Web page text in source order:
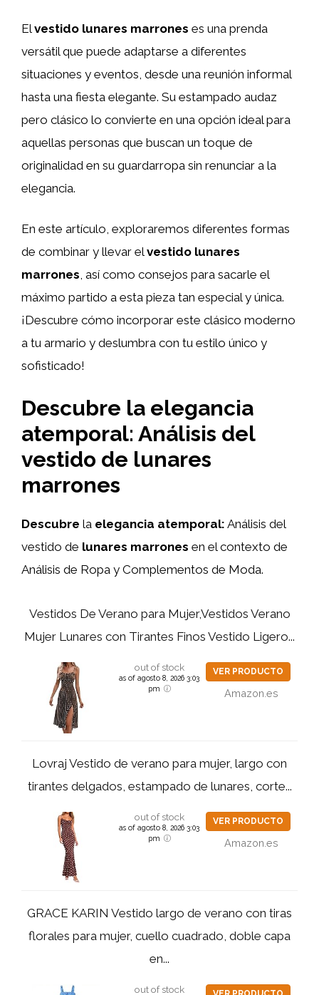
Elvestido lunares marrones es una prenda
versátil que puede adaptarse a diferentes
situaciones y eventos, desde una reunión informal
hasta una fiesta elegante. Su estampado audaz
pero clásico lo convierte en una opción ideal para
aquellas personas que buscan un toque de
originalidad en su guardarropa sin renunciar a la
elegancia.
En este artículo, exploraremos diferentes formas
de combinar y llevar elvestido lunares
marrones, así como consejos para sacarle el
máximo partido a esta pieza tan especial y única.
¡Descubre cómo incorporar este clásico moderno
a tu armario y deslumbra con tu estilo único y
sofisticado!
Descubre la elegancia
atemporal: Análisis del
vestido de lunares
marrones
Descubre la elegancia atemporal: Análisis del
vestido de lunares marrones en el contexto de
Análisis de Ropa y Complementos de Moda.
Vestidos De Verano para Mujer,Vestidos Verano
Mujer Lunares con Tirantes Finos Vestido Ligero...
out of stock
as of agosto 8, 2026 3:03
pm
VER PRODUCTO
Amazon.es
Lovraj Vestido de verano para mujer, largo con
tirantes delgados, estampado de lunares, corte...
out of stock
as of agosto 8, 2026 3:03
pm
VER PRODUCTO
Amazon.es
GRACE KARIN Vestido largo de verano con tiras
florales para mujer, cuello cuadrado, doble capa
en...
out of stock